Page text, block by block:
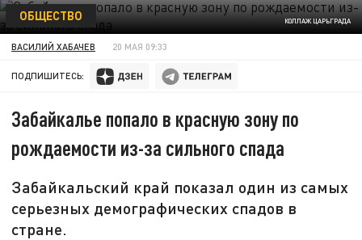
КОЛЛАЖ ЦАРЬГРАДА
ОБЩЕСТВО
ВАСИЛИЙ ХАБАЧЕВ 20 МАЯ 09:33
ПОДПИШИТЕСЬ:
Забайкалье попало в красную зону по
рождаемости из-за сильного спада
Забайкальский край показал один из самых
серьезных демографических спадов в
стране.